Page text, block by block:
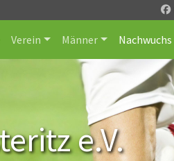
Verein Männer Nachwuchs
e.V.